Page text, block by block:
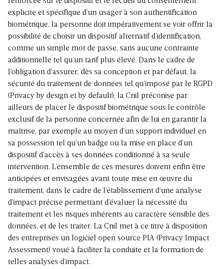
explicite et spécifique d’un usager à son authentification
biométrique, la personne doit impérativement se voir offrir la
possibilité de choisir un dispositif alternatif d’identification,
comme un simple mot de passe, sans aucune contrainte
additionnelle tel qu’un tarif plus élevé. Dans le cadre de
l’obligation d’assurer, dès sa conception et par défaut, la
sécurité du traitement de données tel qu’imposé par le RGPD
(Privacy by design et by default), la Cnil préconise par
ailleurs de placer le dispositif biométrique sous le contrôle
exclusif de la personne concernée afin de lui en garantir la
maîtrise, par exemple au moyen d’un support individuel en
sa possession tel qu’un badge ou la mise en place d’un
dispositif d’accès à ses données conditionné à sa seule
intervention. L’ensemble de ces mesures doivent enfin être
anticipées et envisagées avant toute mise en œuvre du
traitement, dans le cadre de l’établissement d’une analyse
d’impact précise permettant d’évaluer la nécessité du
traitement et les risques inhérents au caractère sensible des
données, et de les traiter. La Cnil met à ce titre à disposition
des entreprises un logiciel open source PIA (Privacy Impact
Assessment) voué à faciliter la conduite et la formation de
telles analyses d’impact.